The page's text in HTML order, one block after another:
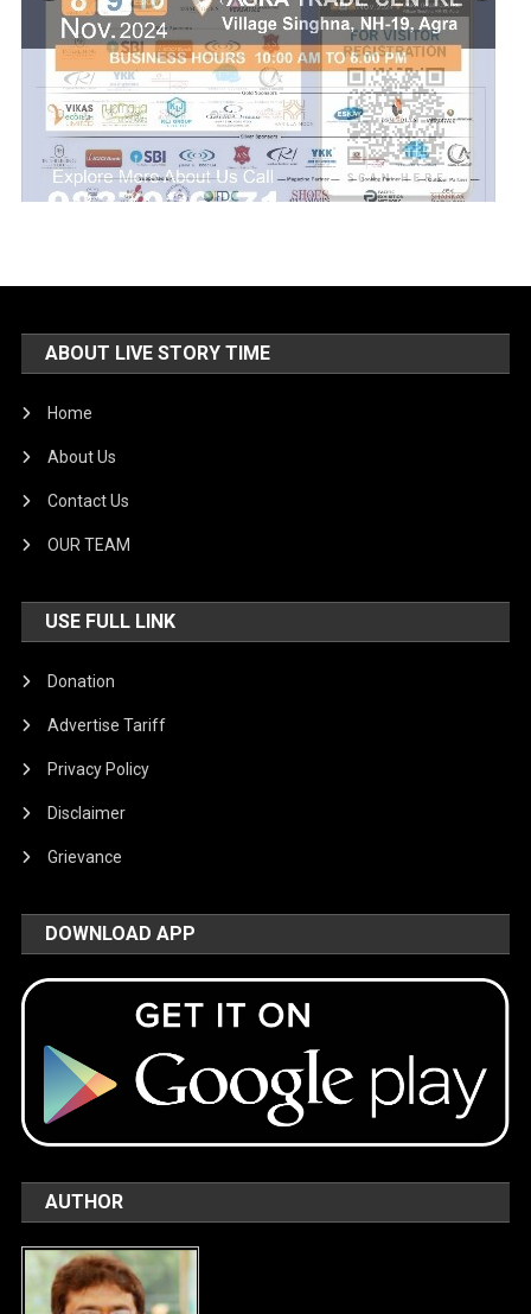
ABOUT LIVE STORY TIME
Home
About Us
Contact Us
OUR TEAM
USE FULL LINK
Donation
Advertise Tariff
Privacy Policy
Disclaimer
Grievance
DOWNLOAD APP
AUTHOR